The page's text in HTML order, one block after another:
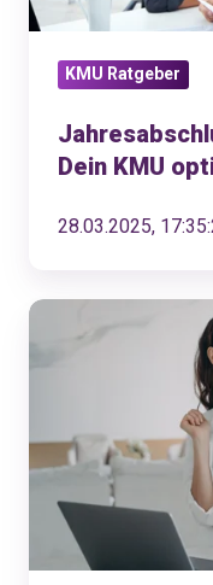
KMU Ratgeber
Dein KMU
28.03.2025,
Bonuszahlungen
leicht
dir
KMU-
Leitfaden